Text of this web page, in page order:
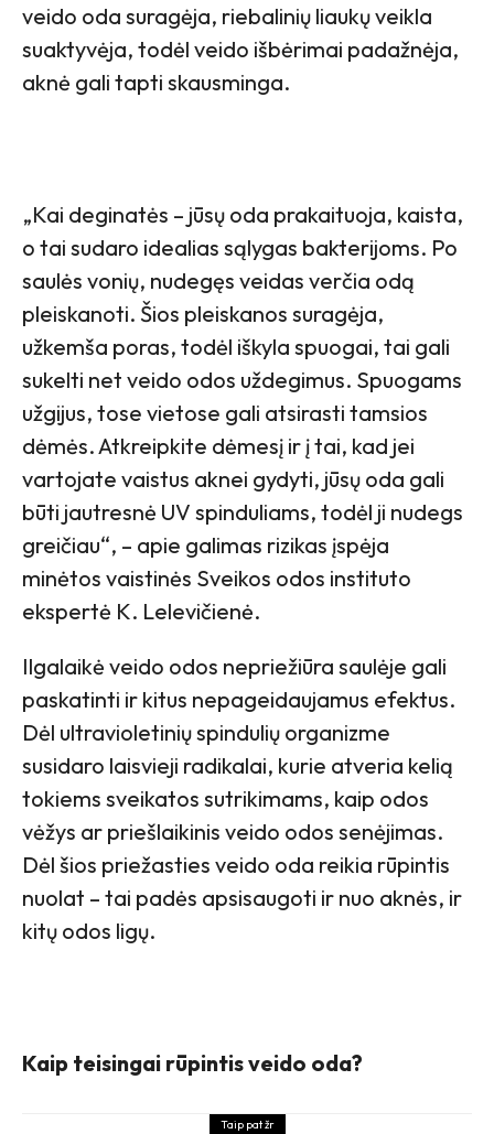
veido oda suragėja, riebalinių liaukų veikla
suaktyvėja, todėl veido išbėrimai padažnėja,
aknė gali tapti skausminga.
„Kai deginatės – jūsų oda prakaituoja, kaista,
o tai sudaro idealias sąlygas bakterijoms. Po
saulės vonių, nudegęs veidas verčia odą
pleiskanoti. Šios pleiskanos suragėja,
užkemša poras, todėl iškyla spuogai, tai gali
sukelti net veido odos uždegimus. Spuogams
užgijus, tose vietose gali atsirasti tamsios
dėmės. Atkreipkite dėmesį ir į tai, kad jei
vartojate vaistus aknei gydyti, jūsų oda gali
būti jautresnė UV spinduliams, todėl ji nudegs
greičiau“, – apie galimas rizikas įspėja
minėtos vaistinės Sveikos odos instituto
ekspertė K. Lelevičienė.
Ilgalaikė veido odos nepriežiūra saulėje gali
paskatinti ir kitus nepageidaujamus efektus.
Dėl ultravioletinių spindulių organizme
susidaro laisvieji radikalai, kurie atveria kelią
tokiems sveikatos sutrikimams, kaip odos
vėžys ar priešlaikinis veido odos senėjimas.
Dėl šios priežasties veido oda reikia rūpintis
nuolat – tai padės apsisaugoti ir nuo aknės, ir
kitų odos ligų.
Kaip teisingai rūpintis veido oda?
Taip pat žr